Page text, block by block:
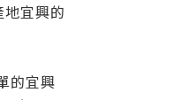
宜興的
的宜興